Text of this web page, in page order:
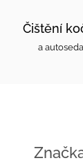
Čištění
a